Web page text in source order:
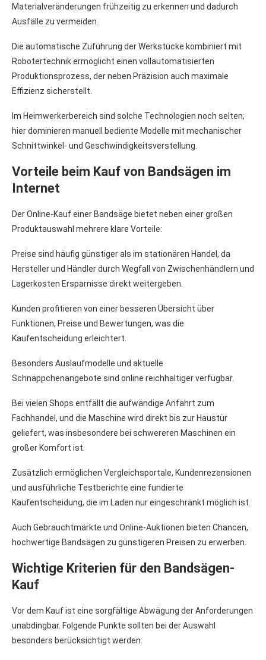
Materialveränderungen frühzeitig zu erkennen und dadurch
Ausfälle zu vermeiden.
Die automatische Zuführung der Werkstücke kombiniert mit
Robotertechnik ermöglicht einen vollautomatisierten
Produktionsprozess, der neben Präzision auch maximale
Effizienz sicherstellt.
Im Heimwerkerbereich sind solche Technologien noch selten;
hier dominieren manuell bediente Modelle mit mechanischer
Schnittwinkel- und Geschwindigkeitsverstellung.
Vorteile beim Kauf von Bandsägen im
Internet
Der Online-Kauf einer Bandsäge bietet neben einer großen
Produktauswahl mehrere klare Vorteile:
Preise sind häufig günstiger als im stationären Handel, da
Hersteller und Händler durch Wegfall von Zwischenhändlern und
Lagerkosten Ersparnisse direkt weitergeben.
Kunden profitieren von einer besseren Übersicht über
Funktionen, Preise und Bewertungen, was die
Kaufentscheidung erleichtert.
Besonders Auslaufmodelle und aktuelle
Schnäppchenangebote sind online reichhaltiger verfügbar.
Bei vielen Shops entfällt die aufwändige Anfahrt zum
Fachhandel, und die Maschine wird direkt bis zur Haustür
geliefert, was insbesondere bei schwereren Maschinen ein
großer Komfort ist.
Zusätzlich ermöglichen Vergleichsportale, Kundenrezensionen
und ausführliche Testberichte eine fundierte
Kaufentscheidung, die im Laden nur eingeschränkt möglich ist.
Auch Gebrauchtmärkte und Online-Auktionen bieten Chancen,
hochwertige Bandsägen zu günstigeren Preisen zu erwerben.
Wichtige Kriterien für den Bandsägen-
Kauf
Vor dem Kauf ist eine sorgfältige Abwägung der Anforderungen
unabdingbar. Folgende Punkte sollten bei der Auswahl
besonders berücksichtigt werden: